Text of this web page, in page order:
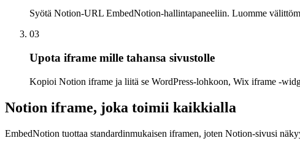
Syötä Notion-URL EmbedNotion-hallintapaneeliin. Luomme
03
Upota iframe mille tahansa sivustolle
Kopioi Notion iframe ja liitä se WordPress-lohkoon, Wix iframe -
Notion iframe, joka toimii kaikkialla
EmbedNotion tuottaa standardinmukaisen iframen, joten Notion-sivusi